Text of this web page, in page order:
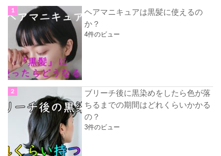
ヘアマニキュアは黒髪に使えるの
か？
4件のビュー
ブリーチ後に黒染めをしたら色が落
ちるまでの期間はどれくらいかかる
の？
3件のビュー